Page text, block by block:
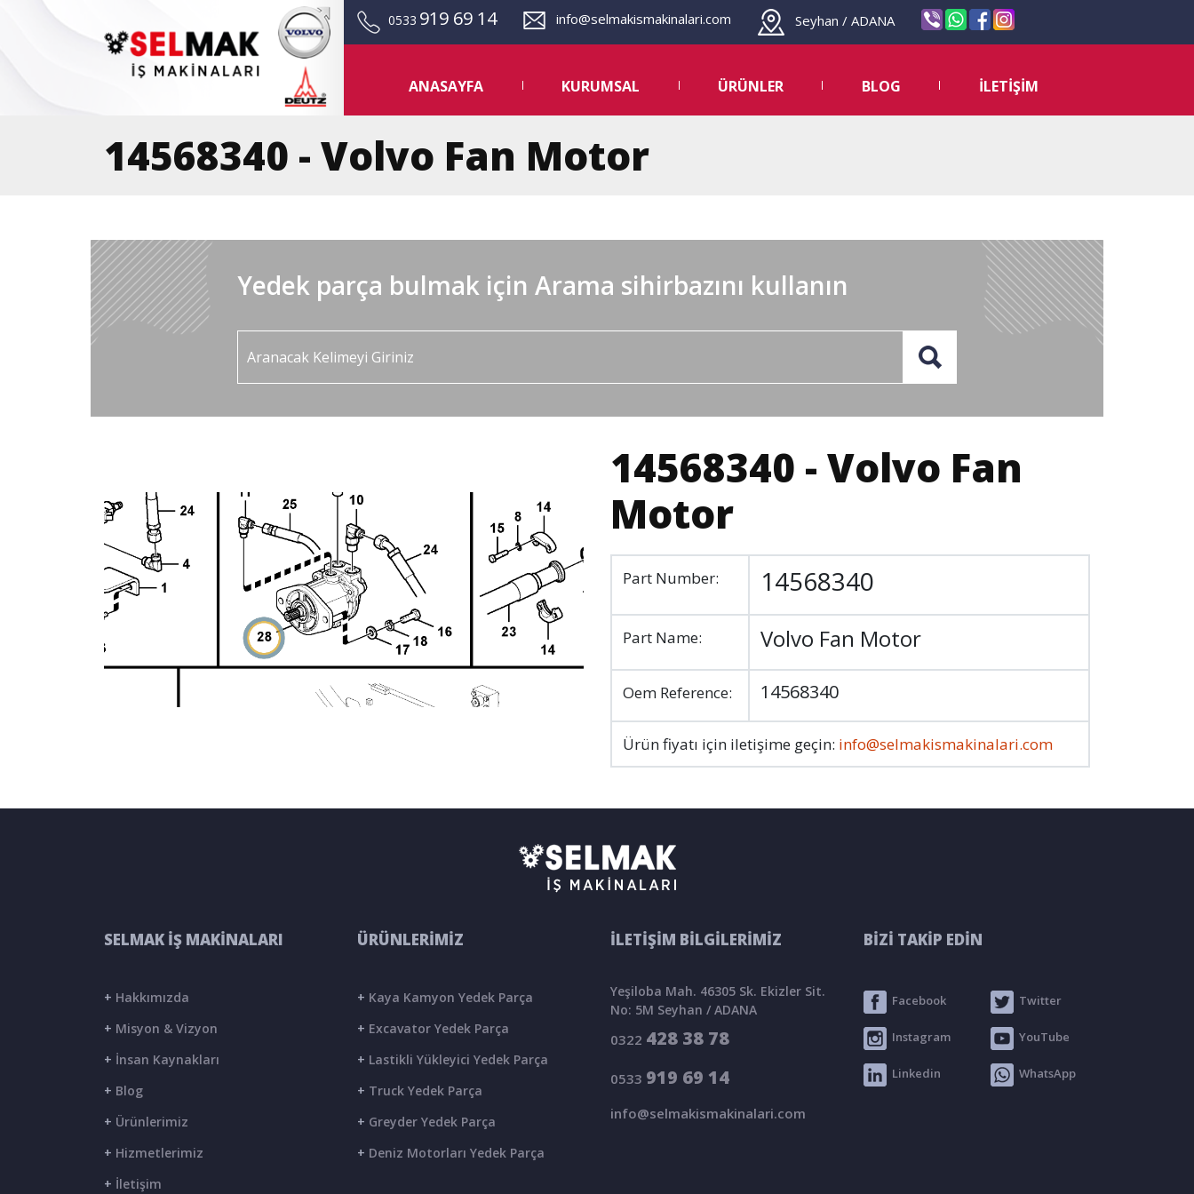
0533 919 69 14 info@selmakismakinalari.com Seyhan / ADANA
ANASAYFA KURUMSAL ÜRÜNLER BLOG İLETİŞİM
14568340 - Volvo Fan Motor
Yedek parça bulmak için Arama sihirbazını kullanın
14568340 - Volvo Fan
Motor
Part Number: 14568340
Part Name: Volvo Fan Motor
Oem Reference: 14568340
Ürün fiyatı için iletişime geçin: info@selmakismakinalari.com
SELMAK İŞ MAKİNALARI
+ Hakkımızda
+ Misyon & Vizyon
+ İnsan Kaynakları
+ Blog
+ Ürünlerimiz
+ Hizmetlerimiz
+ İletişim
ÜRÜNLERİMİZ
+ Kaya Kamyon Yedek Parça
+ Excavator Yedek Parça
+ Lastikli Yükleyici Yedek Parça
+ Truck Yedek Parça
+ Greyder Yedek Parça
+ Deniz Motorları Yedek Parça
İLETİŞİM BİLGİLERİMİZ
Yeşiloba Mah. 46305 Sk. Ekizler Sit.
No: 5M Seyhan / ADANA
0322 428 38 78
0533 919 69 14
info@selmakismakinalari.com
BİZİ TAKİP EDİN
Facebook Twitter
Instagram YouTube
Linkedin WhatsApp